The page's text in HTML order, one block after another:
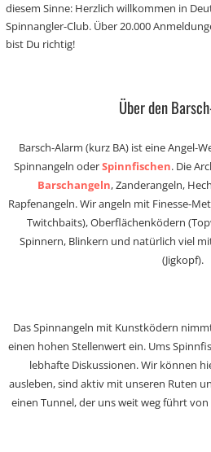
diesem Sinne: Herzlich willkommen in
Spinnangler-Club. Über 20.000
bist Du richtig!
Über den
Barsch-Alarm (kurz BA) ist eine Angel-
Spinnangeln oderSpinnfischen. Die
Barschangeln, Zanderangeln,
Rapfenangeln. Wir angeln mit Finesse-
Twitchbaits), Oberflächenködern
Spinnern, Blinkern und natürlich viel
(Jigkopf).
Das Spinnangeln mit Kunstködern
einen hohen Stellenwert ein. Ums
lebhafte Diskussionen. Wir können
ausleben, sind aktiv mit unseren Ruten
einen Tunnel, der uns weit weg führt